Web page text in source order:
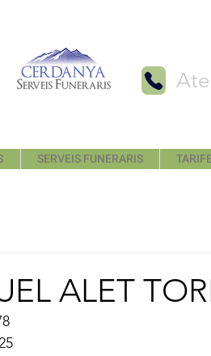
SERVEIS FUNERARIS
ALET